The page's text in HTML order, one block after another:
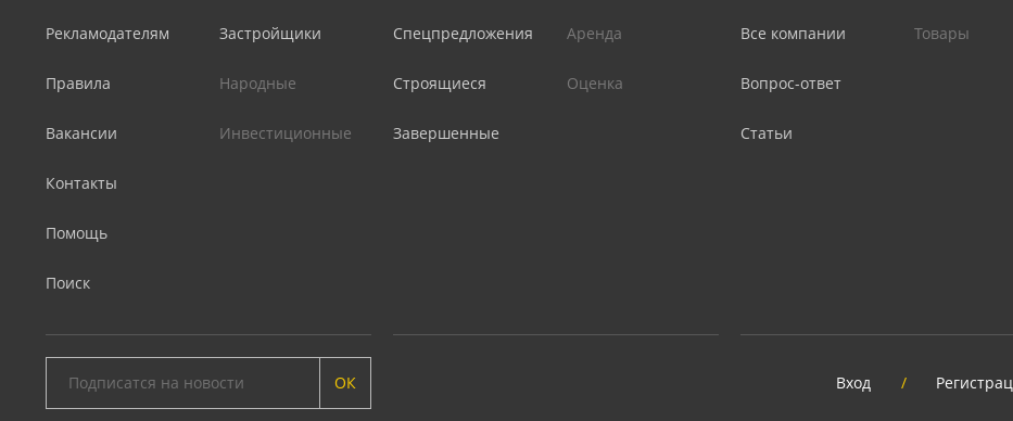
Рекламодателям
Правила
Вакансии
Контакты
Помощь
Поиск
Застройщики
Народные
Инвестиционные
Спецпредложения
Строящиеся
Завершенные
Аренда
Оценка
Все компании
Вопрос-ответ
Статьи
Товары
ОК Вход /